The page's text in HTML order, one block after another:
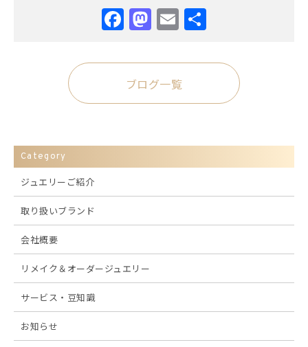
Facebook
Mastodon
Email
ブログ一覧
Category
ジュエリーご紹介
取り扱いブランド
会社概要
リメイク＆オーダージュエリー
サービス・豆知識
お知らせ